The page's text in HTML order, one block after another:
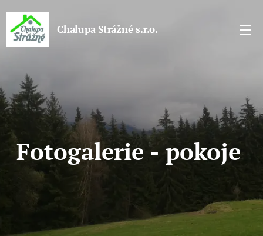
Chalupa Strážné s.r.o.
Fotogalerie - pokoje